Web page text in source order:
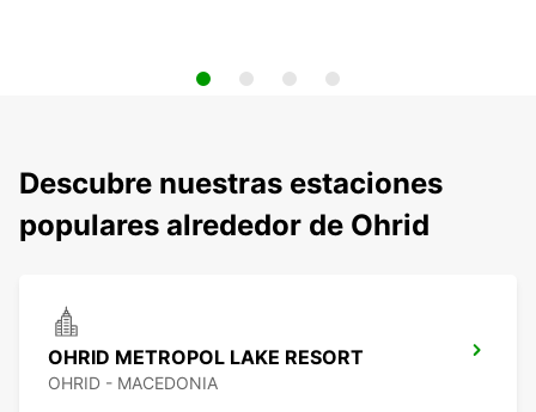
Descubre nuestras estaciones
populares alrededor de Ohrid
OHRID METROPOL LAKE RESORT
OHRID - MACEDONIA